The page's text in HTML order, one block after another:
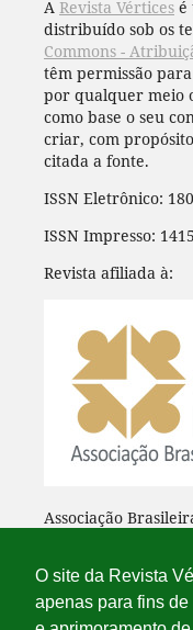
O site da Revista
apenas para fins
A Revista Vérticesé
distribuído sob os
Commons -
têm permissão
por qualquer meio
como base o seu
criar, com
citada a fonte.
ISSN Eletrônico:
ISSN Impresso:
Revista afiliada à:
Associação